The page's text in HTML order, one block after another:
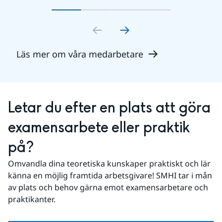
Gå till bildkort1
Gå till bildkort2
Gå till bildkort3
Gå till bildkort
Läs mer om våra medarbetare
Letar du efter en plats att göra
examensarbete eller praktik
på?
Omvandla dina teoretiska kunskaper praktiskt och lär
känna en möjlig framtida arbetsgivare! SMHI tar i mån
av plats och behov gärna emot examensarbetare och
praktikanter.